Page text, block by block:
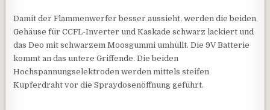
Damit der Flammenwerfer besser aussieht, werden die beiden
Gehäuse für CCFL-Inverter und Kaskade schwarz lackiert und
das Deo mit schwarzem Moosgummi umhüllt. Die 9V Batterie
kommt an das untere Griffende. Die beiden
Hochspannungselektroden werden mittels steifen
Kupferdraht vor die Spraydosenöffnung geführt.